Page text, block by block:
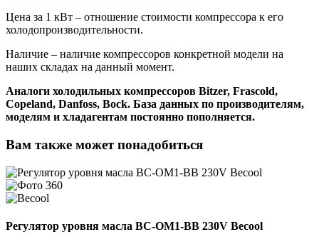
Цена за 1 кВт – отношение стоимости компрессора к его
холодопроизводительности.
Наличие – наличие компрессоров конкретной модели на
наших складах на данный момент.
Аналоги холодильных компрессоров Bitzer, Frascold,
Copeland, Danfoss, Bock. База данных по производителям,
моделям и хладагентам постоянно пополняется.
Вам также может понадобиться
Регулятор уровня масла BC-OM1-BB 230V Becool